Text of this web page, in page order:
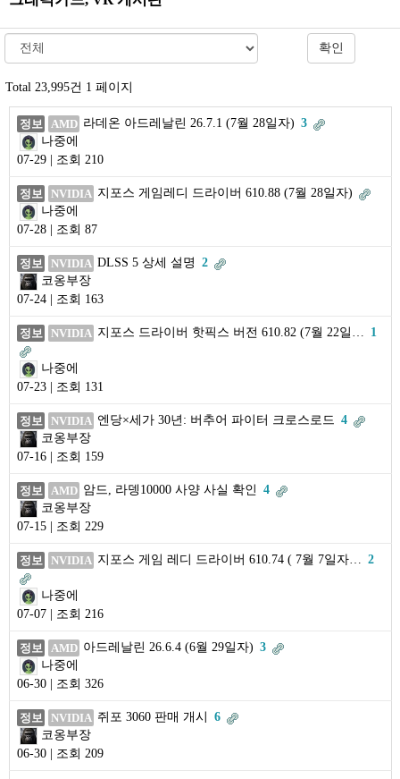
확인
Total 23,995건 1 페이지
정보 AMD 라데온 아드레날린 26.7.1 (7월 28일자) 3
나중에
07-29 | 조회 210
정보 NVIDIA 지포스 게임레디 드라이버 610.88 (7월 28일자)
나중에
07-28 | 조회 87
정보 NVIDIA DLSS 5 상세 설명
2
코옹부장
07-24 | 조회 163
정보 NVIDIA 지포스 드라이버 핫픽스 버전 610.82 (7월 22일… 1
나중에
07-23 | 조회 131
정보 NVIDIA 엔당×세가 30년: 버추어 파이터 크로스로드 4
코옹부장
07-16 | 조회 159
정보 AMD 암드, 라뎅10000 사양 사실 확인
4
코옹부장
07-15 | 조회 229
정보 NVIDIA 지포스 게임 레디 드라이버 610.74 ( 7월 7일자… 2
나중에
07-07 | 조회 216
정보 AMD 아드레날린 26.6.4 (6월 29일자) 3
나중에
06-30 | 조회 326
정보 NVIDIA 쥐포 3060 판매 개시
6
코옹부장
06-30 | 조회 209